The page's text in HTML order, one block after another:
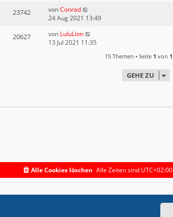
23742 vonConrad
24 Aug 2021 13:49
20627 von LuluLion
13 Jul 2021 11:35
15 Themen • Seite 1 von 1
GEHE ZU
Alle Zeiten sind UTC+02:00
Alle Cookies löschen